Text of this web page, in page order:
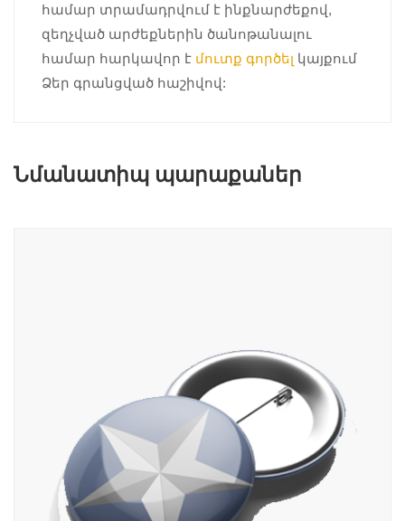
համար տրամադրվում է ինքնարժեքով,
զեղչված արժեքներին ծանոթանալու
համար հարկավոր է մուտք գործել կայքում
Ձեր գրանցված հաշիվով:
Նմանատիպ պարաքաներ